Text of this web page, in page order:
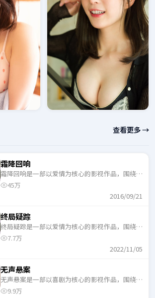
查看更多 →
霜降回响
霜降回响是一部以爱情为核心的影视作品，围绕危
机、反转与人物成长展开，整体节奏紧凑，适合一
45万
2016/09/21
终局疑踪
终局疑踪是一部以爱情为核心的影视作品，围绕危
机、反转与人物成长展开，整体节奏紧凑，适合一
7.7万
2022/11/05
无声悬案
无声悬案是一部以喜剧为核心的影视作品，围绕危
机、反转与人物成长展开，整体节奏紧凑，适合一
9.9万